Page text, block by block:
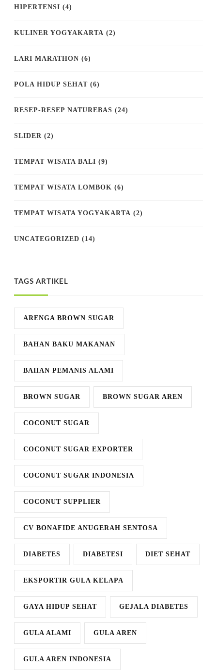
HIPERTENSI (4)
KULINER YOGYAKARTA (2)
LARI MARATHON (6)
POLA HIDUP SEHAT (6)
RESEP-RESEP NATUREBAS (24)
SLIDER (2)
TEMPAT WISATA BALI (9)
TEMPAT WISATA LOMBOK (6)
TEMPAT WISATA YOGYAKARTA (2)
UNCATEGORIZED (14)
TAGS ARTIKEL
ARENGA BROWN SUGAR
BAHAN BAKU MAKANAN
BAHAN PEMANIS ALAMI
BROWN SUGAR BROWN SUGAR AREN
COCONUT SUGAR
COCONUT SUGAR EXPORTER
COCONUT SUGAR INDONESIA
COCONUT SUPPLIER
CV BONAFIDE ANUGERAH SENTOSA
DIABETES DIABETESI DIET SEHAT
EKSPORTIR GULA KELAPA
GAYA HIDUP SEHAT GEJALA DIABETES
GULA ALAMI GULA AREN
GULA AREN INDONESIA